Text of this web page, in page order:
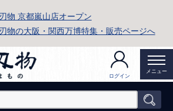
物 京都嵐山店オープン
物の大阪・関西万博特集・販売ページへ
ログイン
メニュー